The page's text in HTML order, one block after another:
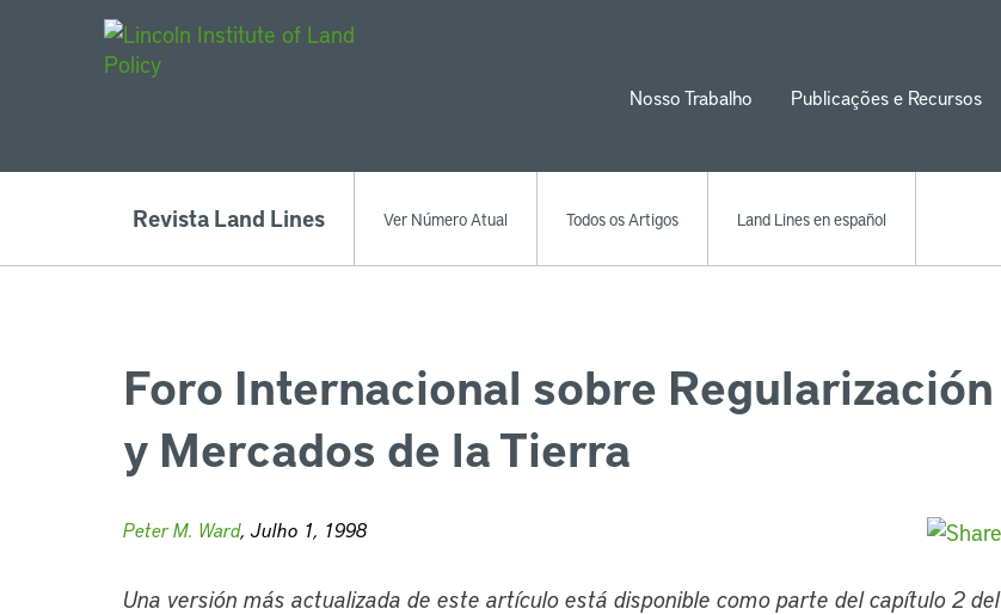
Nosso Trabalho Publicações e Recursos
Revista Land Lines Ver Número Atual Todos os Artigos Land Lines en español
Foro Internacional sobre Regularización
y Mercados de la Tierra
Peter M. Ward, Julho 1, 1998
Una versión más actualizada de este artículo está disponible como parte del capítulo 2 del